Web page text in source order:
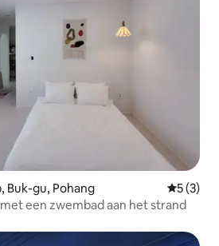
Buk-gu, Pohang
5 (3)
een zwembad aan het strand